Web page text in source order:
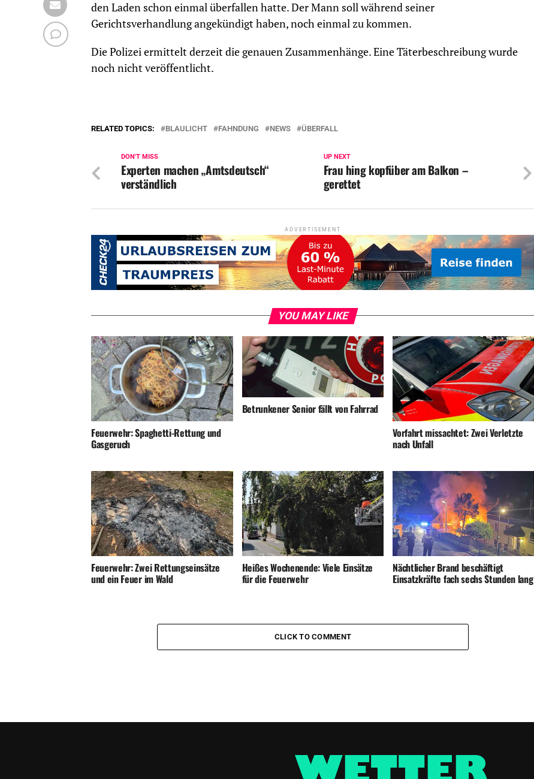
den Laden schon einmal überfallen hatte. Der Mann soll während seiner
Gerichtsverhandlung angekündigt haben, noch einmal zu kommen.
Die Polizei ermittelt derzeit die genauen Zusammenhänge. Eine Täterbeschreibung wurde
noch nicht veröffentlicht.
RELATED TOPICS: BLAULICHT FAHNDUNG NEWS ÜBERFALL
UP NEXT
Frau hing kopfüber am Balkon –
gerettet
DON'T MISS
Experten machen „Amtsdeutsch“
verständlich
ADVERTISEMENT
YOU MAY LIKE
Feuerwehr: Spaghetti-Rettung und
Gasgeruch
Betrunkener Senior fällt von Fahrrad
Vorfahrt missachtet: Zwei Verletzte
nach Unfall
Feuerwehr: Zwei Rettungseinsätze
und ein Feuer im Wald
Heißes Wochenende: Viele Einsätze
für die Feuerwehr
Nächtlicher Brand beschäftigt
Einsatzkräfte fach sechs Stunden lang
CLICK TO COMMENT